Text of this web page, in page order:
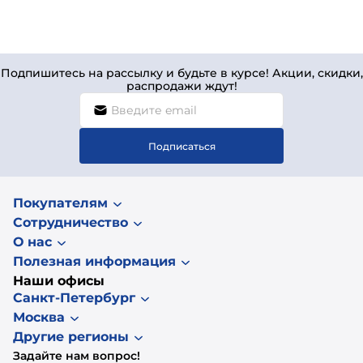
Подпишитесь на рассылку и будьте в курсе! Акции, скидки,
распродажи ждут!
Подписаться
Покупателям
Сотрудничество
О нас
Полезная информация
Наши офисы
Санкт-Петербург
Москва
Другие регионы
Задайте нам вопрос!